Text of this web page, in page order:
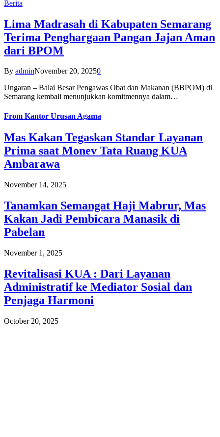
Berita
Lima Madrasah di Kabupaten Semarang
Terima Penghargaan Pangan Jajan Aman
dari BPOM
By adminNovember 20, 20250
Ungaran – Balai Besar Pengawas Obat dan Makanan (BBPOM) di
Semarang kembali menunjukkan komitmennya dalam…
From Kantor Urusan Agama
Mas Kakan Tegaskan Standar Layanan
Prima saat Monev Tata Ruang KUA
Ambarawa
November 14, 2025
Tanamkan Semangat Haji Mabrur, Mas
Kakan Jadi Pembicara Manasik di
Pabelan
November 1, 2025
Revitalisasi KUA : Dari Layanan
Administratif ke Mediator Sosial dan
Penjaga Harmoni
October 20, 2025